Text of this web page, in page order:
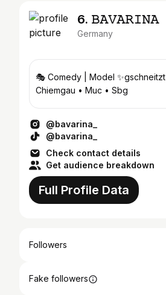
6. 𝙱𝙰𝚅𝙰𝚁𝙸𝙽𝙰
Germany
🎭 Comedy | Model ✨gschneitzt & kammpet 📍
Chiemgau • Muc • Sbg
@bavarina_
@bavarina_
Check contact details
Get audience breakdown
Full Profile Data
Followers
Fake followers